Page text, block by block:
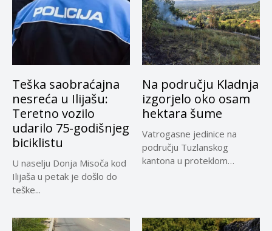
Teška saobraćajna
nesreća u Ilijašu:
Teretno vozilo
udarilo 75-godišnjeg
biciklistu
U naselju Donja Misoča kod
Ilijaša u petak je došlo do
teške...
Na području Kladnja
izgorjelo oko osam
hektara šume
Vatrogasne jedinice na
području Tuzlanskog
kantona u proteklom